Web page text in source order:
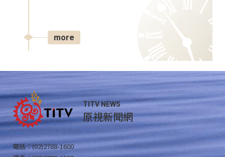
more
TITV NEWS
原視新聞網
電話：(02)2788-1600